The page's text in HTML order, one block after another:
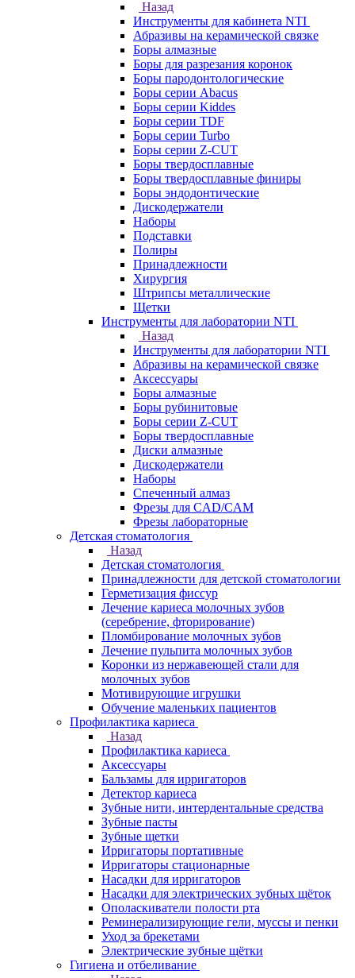
Назад
Инструменты для кабинета NTI
Абразивы на керамической связке
Боры алмазные
Боры для разрезания коронок
Боры пародонтологические
Боры серии Abacus
Боры серии Kiddes
Боры серии TDF
Боры серии Turbo
Боры серии Z-CUT
Боры твердосплавные
Боры твердосплавные финиры
Боры эндодонтические
Дискодержатели
Наборы
Подставки
Полиры
Принадлежности
Хирургия
Штрипсы металлические
Щетки
Инструменты для лаборатории NTI
Назад
Инструменты для лаборатории NTI
Абразивы на керамической связке
Аксессуары
Боры алмазные
Боры рубинитовые
Боры серии Z-CUT
Боры твердосплавные
Диски алмазные
Дискодержатели
Наборы
Спеченный алмаз
Фрезы для CAD/CAM
Фрезы лабораторные
Детская стоматология
Назад
Детская стоматология
Принадлежности для детской стоматологии
Герметизация фиссур
Лечение кариеса молочных зубов
(серебрение, фторирование)
Пломбирование молочных зубов
Лечение пульпита молочных зубов
Коронки из нержавеющей стали для
молочных зубов
Мотивирующие игрушки
Обучение маленьких пациентов
Профилактика кариеса
Назад
Профилактика кариеса
Аксессуары
Бальзамы для ирригаторов
Детектор кариеса
Зубные нити, интердентальные средства
Зубные пасты
Зубные щетки
Ирригаторы портативные
Ирригаторы стационарные
Насадки для ирригаторов
Насадки для электрических зубных щёток
Ополаскиватели полости рта
Реминерализирующие гели, муссы и пенки
Уход за брекетами
Электрические зубные щётки
Гигиена и отбеливание